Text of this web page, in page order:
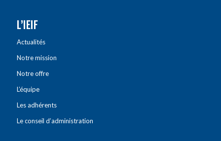
L’IEIF
Actualités
Notre mission
Notre offre
L’équipe
Les adhérents
Le conseil d’administration